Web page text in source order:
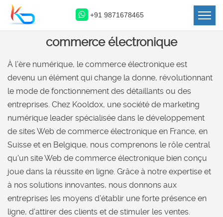
+91 9871678465
Développement de site Web de
commerce électronique
À l'ère numérique, le commerce électronique est
devenu un élément qui change la donne, révolutionnant
le mode de fonctionnement des détaillants ou des
entreprises. Chez Kooldox, une société de marketing
numérique leader spécialisée dans le développement
de sites Web de commerce électronique en France, en
Suisse et en Belgique, nous comprenons le rôle central
qu'un site Web de commerce électronique bien conçu
joue dans la réussite en ligne. Grâce à notre expertise et
à nos solutions innovantes, nous donnons aux
entreprises les moyens d'établir une forte présence en
ligne, d'attirer des clients et de stimuler les ventes.